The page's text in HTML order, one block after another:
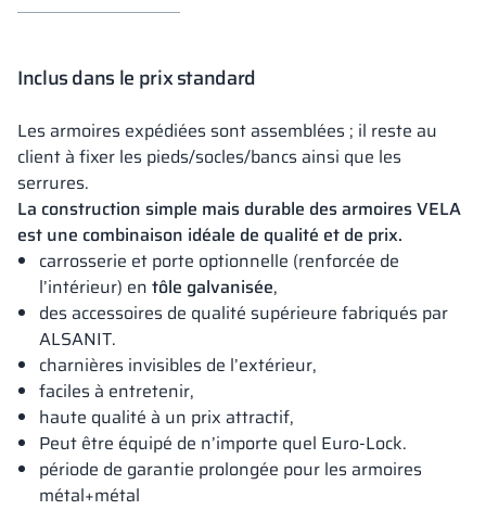
Inclus dans le prix standard
Les armoires expédiées sont assemblées ; il reste au
client à fixer les pieds/socles/bancs ainsi que les
serrures.
La construction simple mais durable des armoires VELA
est une combinaison idéale de qualité et de prix.
carrosserie et porte optionnelle (renforcée de
l’intérieur) en tôle galvanisée,
des accessoires de qualité supérieure fabriqués par
ALSANIT.
charnières invisibles de l’extérieur,
faciles à entretenir,
haute qualité à un prix attractif,
Peut être équipé de n’importe quel Euro-Lock.
période de garantie prolongée pour les armoires
métal+métal